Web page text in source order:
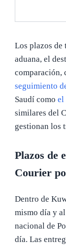
Los plazos de
aduana, el
comparación,
seguimiento
Saudí como el
similares del
gestionan los
Plazos de
Courier
Dentro de
mismo día y
nacional de
día. Las